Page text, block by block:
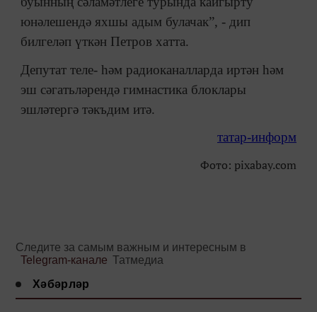
юнәлешендә яхшы адым булачак”, - дип
билгеләп үткән Петров хатта.
Депутат теле- һәм радиоканалларда иртән һәм
эш сәгатьләрендә гимнастика блоклары
эшләтергә тәкъдим итә.
татар-информ
Фото: pixabay.com
Следите за самым важным и интересным в
Telegram-канале Татмедиа
Хәбәрләр